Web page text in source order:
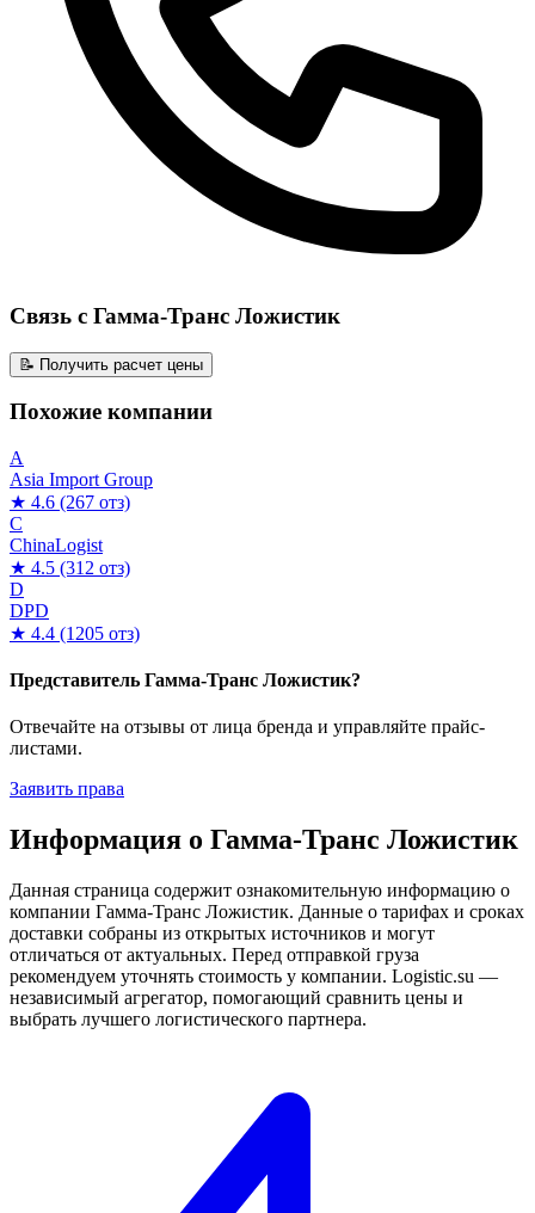
Связь с Гамма-Транс Ложистик
📝 Получить расчет цены
Похожие компании
A
Asia Import Group
★ 4.6 (267 отз)
C
ChinaLogist
★ 4.5 (312 отз)
D
DPD
★ 4.4 (1205 отз)
Представитель Гамма-Транс Ложистик?
Отвечайте на отзывы от лица бренда и управляйте прайс-
листами.
Заявить права
Информация о Гамма-Транс Ложистик
Данная страница содержит ознакомительную информацию о
компании Гамма-Транс Ложистик. Данные о тарифах и сроках
доставки собраны из открытых источников и могут
отличаться от актуальных. Перед отправкой груза
рекомендуем уточнять стоимость у компании. Logistic.su —
независимый агрегатор, помогающий сравнить цены и
выбрать лучшего логистического партнера.